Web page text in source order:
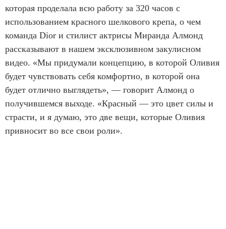
которая проделала всю работу за 320 часов с
использованием красного шелкового крепа, о чем
команда Dior и стилист актрисы Миранда Алмонд
рассказывают в нашем эксклюзивном закулисном
видео. «Мы придумали концепцию, в которой Оливия
будет чувствовать себя комфортно, в которой она
будет отлично выглядеть», — говорит Алмонд о
получившемся выходе. «Красный — это цвет силы и
страсти, и я думаю, это две вещи, которые Оливия
привносит во все свои роли».